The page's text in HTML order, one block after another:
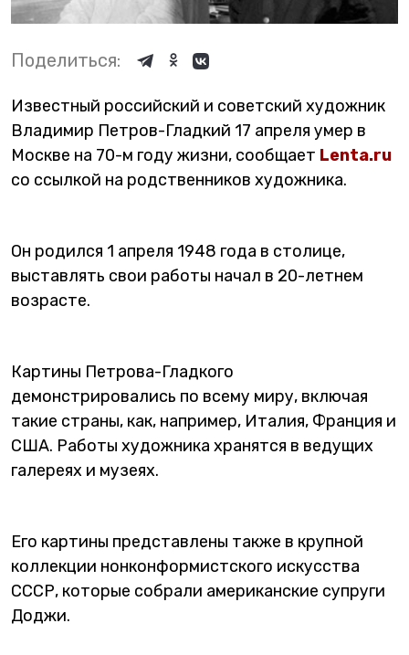
Поделиться:
Известный российский и советский художник
Владимир Петров-Гладкий 17 апреля умер в
Москве на 70-м году жизни, сообщает Lenta.ru
со ссылкой на родственников художника.
Он родился 1 апреля 1948 года в столице,
выставлять свои работы начал в 20-летнем
возрасте.
Картины Петрова-Гладкого
демонстрировались по всему миру, включая
такие страны, как, например, Италия, Франция и
США. Работы художника хранятся в ведущих
галереях и музеях.
Его картины представлены также в крупной
коллекции нонконформистского искусства
СССР, которые собрали американские супруги
Доджи.